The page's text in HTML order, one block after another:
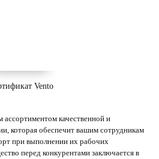
качественной и
которая обеспечит вашим сотрудникам
при выполнении их рабочих
перед конкурентами заключается в